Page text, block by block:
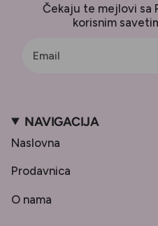
Čekaju te mejlovi sa
korisnim
NAVIGACIJA
Naslovna
Prodavnica
O nama